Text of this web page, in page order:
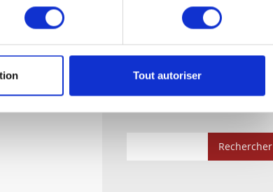
Tout autoriser
Rachat D’une Société En
Liquidation Judiciaire : Guide
Complet
Quelle Forme Juridique Choisir ?
EI, SARL, SAS, SCI…